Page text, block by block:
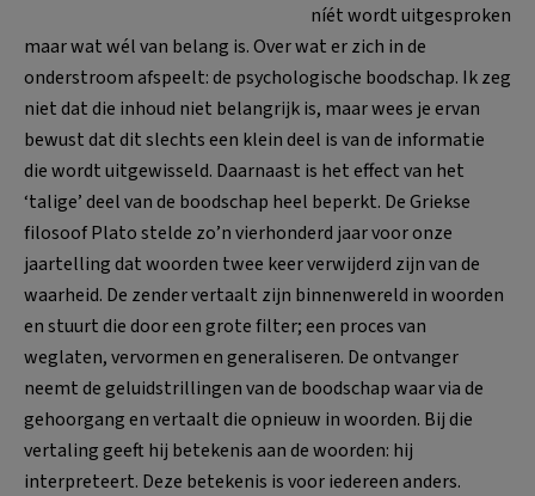
níét wordt uitgesproken
maar wat wél van belang is. Over wat er zich in de
onderstroom afspeelt: de psychologische boodschap. Ik zeg
niet dat die inhoud niet belangrijk is, maar wees je ervan
bewust dat dit slechts een klein deel is van de informatie
die wordt uitgewisseld. Daarnaast is het effect van het
‘talige’ deel van de boodschap heel beperkt. De Griekse
filosoof Plato stelde zo’n vierhonderd jaar voor onze
jaartelling dat woorden twee keer verwijderd zijn van de
waarheid. De zender vertaalt zijn binnenwereld in woorden
en stuurt die door een grote filter; een proces van
weglaten, vervormen en generaliseren. De ontvanger
neemt de geluidstrillingen van de boodschap waar via de
gehoorgang en vertaalt die opnieuw in woorden. Bij die
vertaling geeft hij betekenis aan de woorden: hij
interpreteert. Deze betekenis is voor iedereen anders.